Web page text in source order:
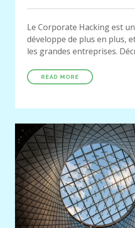
Le Corporate Hacking est
développe de plus en plus,
les grandes entreprises.
READ MORE